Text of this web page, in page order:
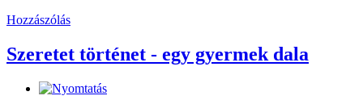
Hozzászólás
Szeretet történet - egy gyermek dala